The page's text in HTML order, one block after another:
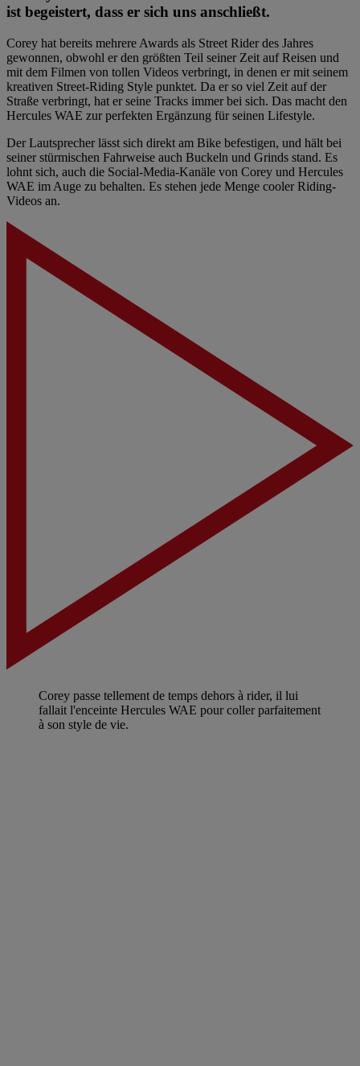
ist begeistert, dass er sich uns anschließt.
Corey hat bereits mehrere Awards als Street Rider des Jahres
gewonnen, obwohl er den größten Teil seiner Zeit auf Reisen und
mit dem Filmen von tollen Videos verbringt, in denen er mit seinem
kreativen Street-Riding Style punktet. Da er so viel Zeit auf der
Straße verbringt, hat er seine Tracks immer bei sich. Das macht den
Hercules WAE zur perfekten Ergänzung für seinen Lifestyle.
Der Lautsprecher lässt sich direkt am Bike befestigen, und hält bei
seiner stürmischen Fahrweise auch Buckeln und Grinds stand. Es
lohnt sich, auch die Social-Media-Kanäle von Corey und Hercules
WAE im Auge zu behalten. Es stehen jede Menge cooler Riding-
Videos an.
Corey passe tellement de temps dehors à rider, il lui
fallait l'enceinte Hercules WAE pour coller parfaitement
à son style de vie.